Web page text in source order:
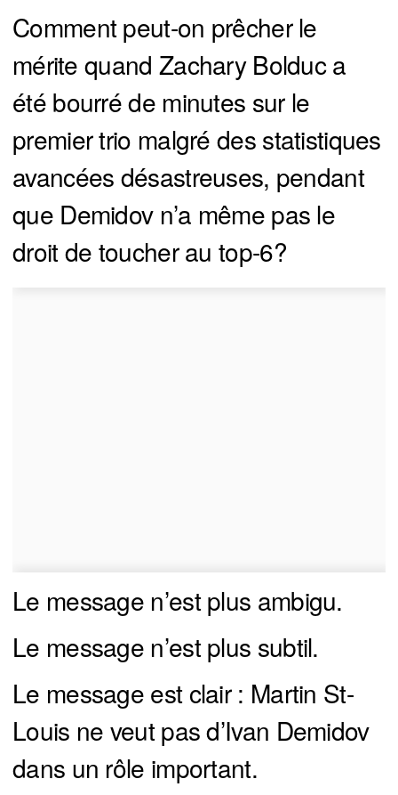
Comment peut-on prêcher le
mérite quand Zachary Bolduc a
été bourré de minutes sur le
premier trio malgré des statistiques
avancées désastreuses, pendant
que Demidov n’a même pas le
droit de toucher au top-6?
Le message n’est plus ambigu.
Le message n’est plus subtil.
Le message est clair : Martin St-
Louis ne veut pas d’Ivan Demidov
dans un rôle important.